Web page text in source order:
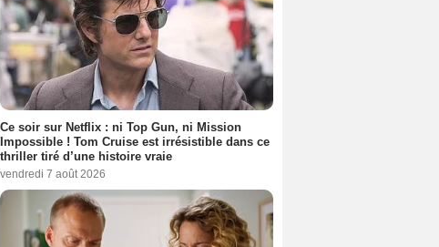
Ce soir sur Netflix : ni Top Gun, ni Mission
Impossible ! Tom Cruise est irrésistible dans ce
thriller tiré d’une histoire vraie
vendredi 7 août 2026